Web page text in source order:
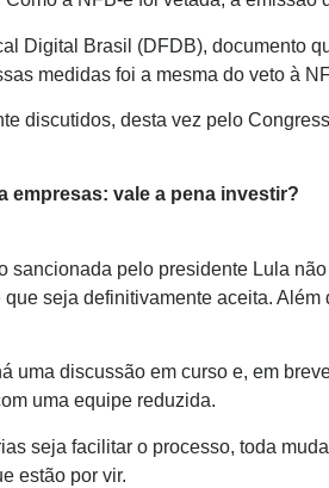
Digital Brasil (DFDB), documento
medidas foi a mesma do veto à
discutidos, desta vez pelo
vale a pena investir?
pelo presidente Lula
seja definitivamente aceita.
uma discussão em curso e, em
uma equipe reduzida.
seja facilitar o processo, toda
estão por vir.